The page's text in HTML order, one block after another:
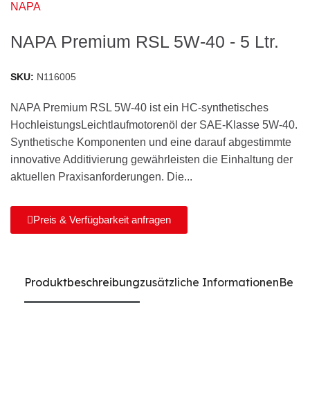
NAPA Premium RSL 5W-40 - 5 Ltr.
SKU N116005
NAPA Premium RSL 5W-40 ist ein HC-synthetisches
HochleistungsLeichtlaufmotorenöl der SAE-Klasse 5W-40.
Synthetische Komponenten und eine darauf abgestimmte
innovative Additivierung gewährleisten die Einhaltung der
aktuellen Praxisanforderungen. Die...
Preis & Verfügbarkeit anfragen
Produktbeschreibungzusätzliche Informationen